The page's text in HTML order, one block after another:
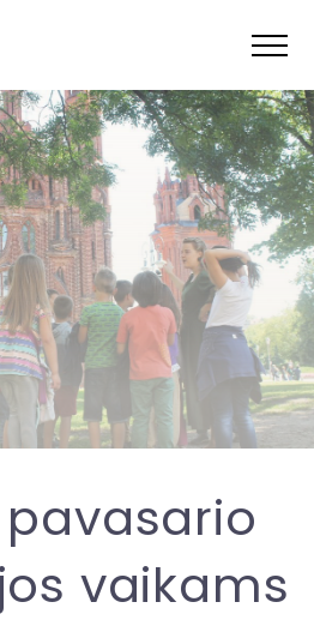
vaikams